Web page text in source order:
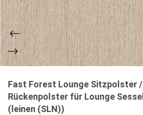
Fast Forest Lounge Sitzpolster /
Rückenpolster für Lounge Sessel
(leinen (SLN))